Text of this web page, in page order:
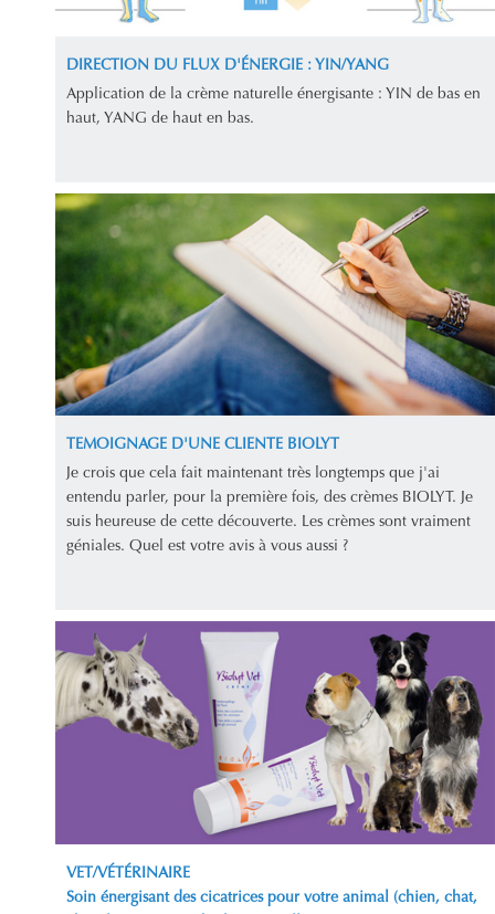
DIRECTION DU FLUX D'ÉNERGIE : YIN/YANG
Application de la crème naturelle énergisante : YIN de bas en
haut, YANG de haut en bas.
TEMOIGNAGE D'UNE CLIENTE BIOLYT
Je crois que cela fait maintenant très longtemps que j'ai
entendu parler, pour la première fois, des crèmes BIOLYT. Je
suis heureuse de cette découverte. Les crèmes sont vraiment
géniales. Quel est votre avis à vous aussi ?
VET/VÉTÉRINAIRE
Soin énergisant des cicatrices pour votre animal (chien, chat,